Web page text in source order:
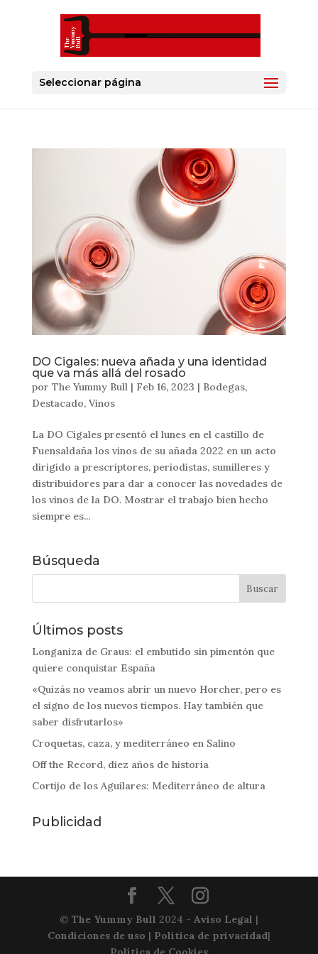
Seleccionar página
DO Cigales: nueva añada y una identidad
que va más allá del rosado
por The Yummy Bull| Feb 16, 2023 | Bodegas,
Destacado, Vinos
La DO Cigales presentó el lunes en el castillo de
Fuensaldaña los vinos de su añada 2022 en un acto
dirigido a prescriptores, periodistas, sumilleres y
distribuidores para dar a conocer las novedades de
los vinos de la DO. Mostrar el trabajo bien hecho
siempre es...
Búsqueda
Últimos posts
Longaniza de Graus: el embutido sin pimentón que
quiere conquistar España
«Quizás no veamos abrir un nuevo Horcher, pero es
el signo de los nuevos tiempos. Hay también que
saber disfrutarlos»
Croquetas, caza, y mediterráneo en Salino
Off the Record, diez años de historia
Cortijo de los Aguilares: Mediterráneo de altura
Publicidad
© The Yummy Bull 2024 - Aviso Legal |
Condiciones de uso | Política de privacidad|